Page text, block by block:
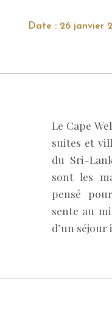
Date : 26 janvier
Le Cape
suites et
du Sri-
sont les
pensé
sente au
d’un séjour